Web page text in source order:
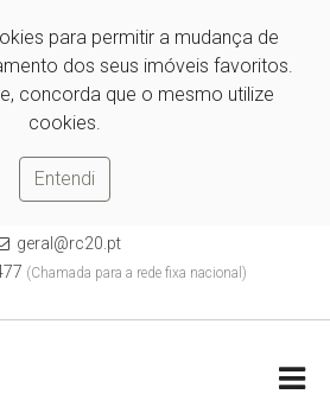
para permitir a mudança de
dos seus imóveis favoritos.
concorda que o mesmo utilize
cookies.
Entendi
geral@rc20.pt
(Chamada para a rede fixa nacional)